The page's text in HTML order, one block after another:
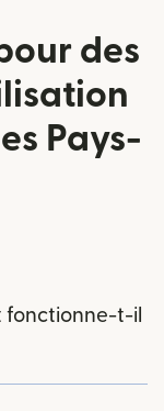
des
Pays-
fonctionne-t-il